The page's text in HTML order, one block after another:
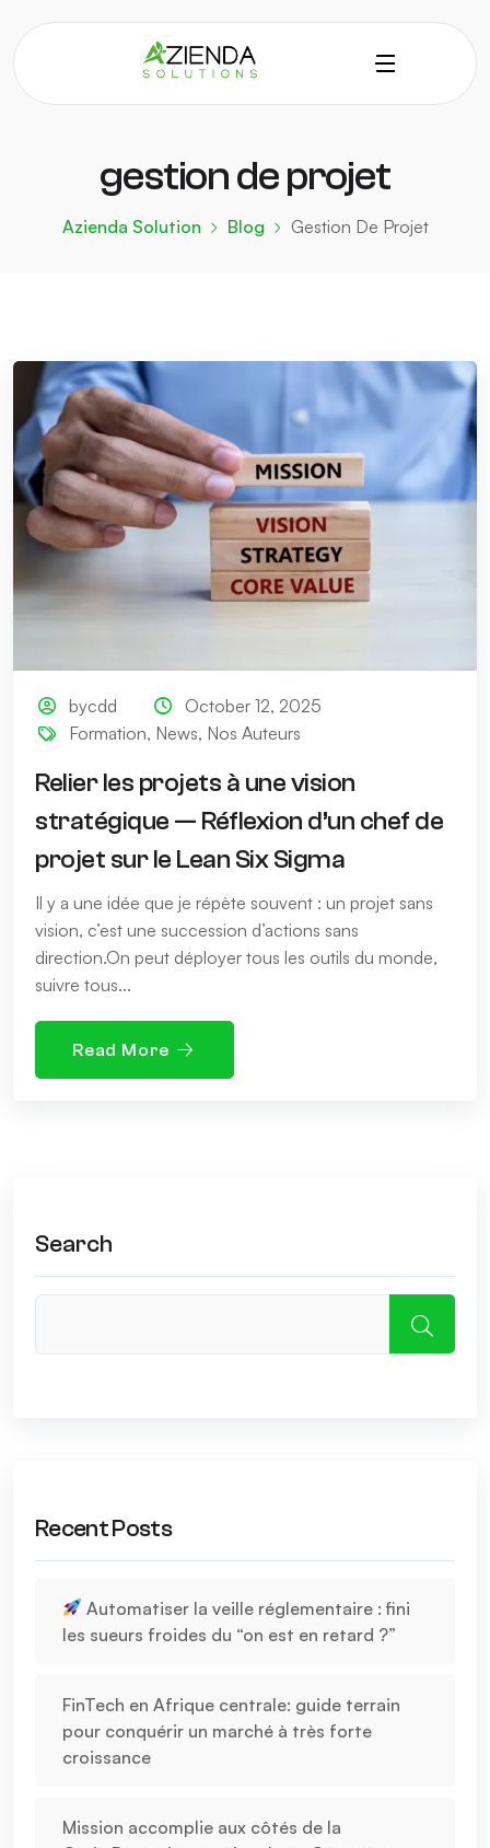
gestion de projet
Azienda Solution Blog Gestion De Projet
bycdd
October 12, 2025
Formation, News, Nos Auteurs
Relier les projets à une vision
stratégique — Réflexion d’un chef de
projet sur le Lean Six Sigma
Il y a une idée que je répète souvent : un projet sans
vision, c’est une succession d’actions sans
direction.On peut déployer tous les outils du monde,
suivre tous...
Read More
Search
Recent Posts
Automatiser la veille réglementaire : fini
les sueurs froides du “on est en retard ?”
FinTech en Afrique centrale: guide terrain
pour conquérir un marché à très forte
croissance
Mission accomplie aux côtés de la